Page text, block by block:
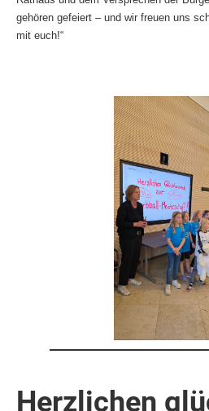
gehören gefeiert – und wir freuen uns
mit euch!“
Herzlichen